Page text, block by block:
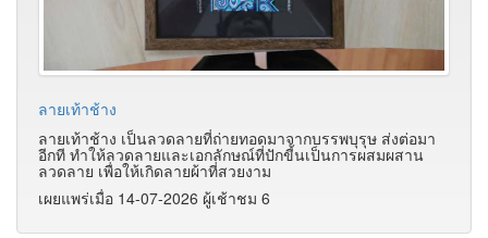
ลายเท้าช้าง
ลายเท้าช้าง เป็นลวดลายที่ถ่ายทอดมาจากบรรพบุรุษ ส่งต่อมา
อีกที ทำให้ลวดลายและเอกลักษณ์ที่ปักขี้นเป็นการผสมผสาน
ลวดลาย เพื่อให้เกิดลายผ้าที่สวยงาม
เผยแพร่เมื่อ 14-07-2026 ผู้เช้าชม 6